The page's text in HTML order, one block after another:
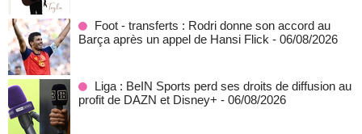
Foot - transferts : Rodri donne son accord au
Barça après un appel de Hansi Flick - 06/08/2026
Liga : BeIN Sports perd ses droits de diffusion au
profit de DAZN et Disney+ - 06/08/2026